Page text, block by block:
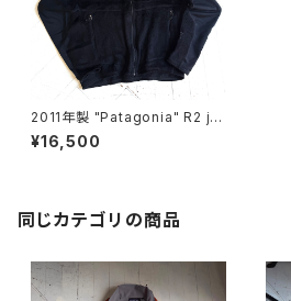
2011年製 "Patagonia" R2 ja
cket
¥16,500
同じカテゴリの商品